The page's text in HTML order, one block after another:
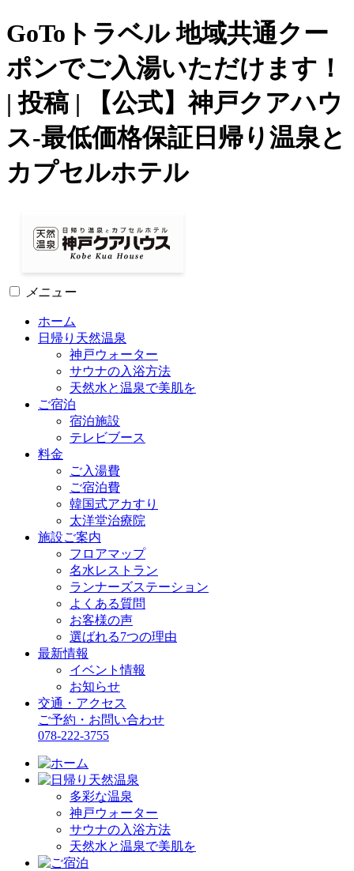
GoToトラベル 地域共通クー
ポンでご入湯いただけます！
| 投稿 | 【公式】神戸クアハウ
ス-最低価格保証日帰り温泉と
カプセルホテル
メニュー
ホーム
日帰り天然温泉
神戸ウォーター
サウナの入浴方法
天然水と温泉で美肌を
ご宿泊
宿泊施設
テレビブース
料金
ご入湯費
ご宿泊費
韓国式アカすり
太洋堂治療院
施設ご案内
フロアマップ
名水レストラン
ランナーズステーション
よくある質問
お客様の声
選ばれる7つの理由
最新情報
イベント情報
お知らせ
交通・アクセス
ご予約・お問い合わせ
078-222-3755
多彩な温泉
神戸ウォーター
サウナの入浴方法
天然水と温泉で美肌を